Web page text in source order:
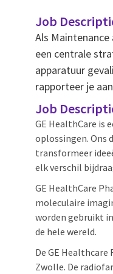
Job
Als
een centrale
apparatuur
rapporteer je
Job
GE HealthCare is
oplossingen. Ons
transformeer
elk verschil
GE HealthCare
moleculaire
worden gebruikt
de hele wereld.
De GE
Zwolle. De